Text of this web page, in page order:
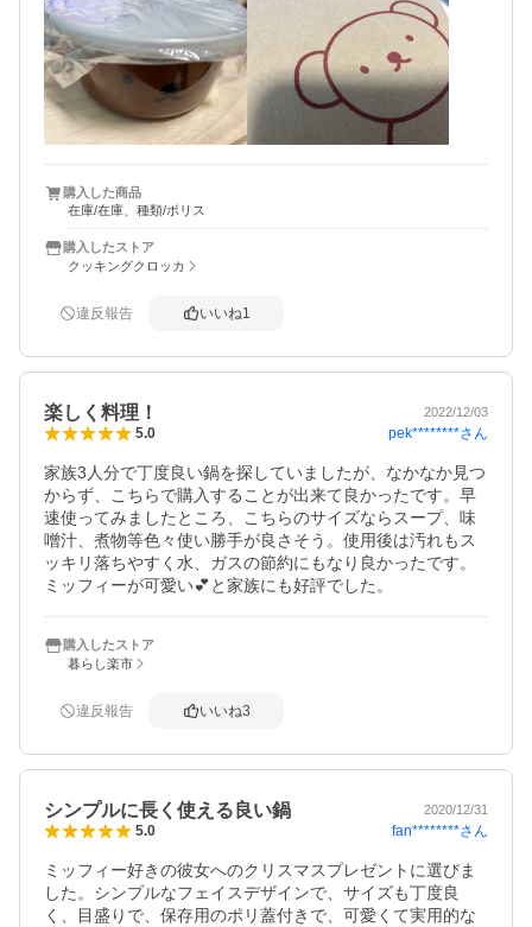
大事につかいます。
中蓋もついてるので、あまりを冷蔵庫にも入れれるので便
購入した商品
在庫/在庫、種類/ボリス
購入したストア
クッキングクロッカ
違反報告 いいね1
楽しく料理！ 2022/12/03
5.0 pek********さん
家族3人分で丁度良い鍋を探していましたが、なかなか見つ
からず、こちらで購入することが出来て良かったです。早
速使ってみましたところ、こちらのサイズならスープ、味
噌汁、煮物等色々使い勝手が良さそう。使用後は汚れもス
ッキリ落ちやすく水、ガスの節約にもなり良かったです。
ミッフィーが可愛い💕と家族にも好評でした。
購入したストア
暮らし楽市
違反報告 いいね3
シンプルに長く使える良い鍋 2020/12/31
5.0 fan********さん
ミッフィー好きの彼女へのクリスマスプレゼントに選びま
した。シンプルなフェイスデザインで、サイズも丁度良
く、目盛りで、保存用のポリ蓋付きで、可愛くて実用的な